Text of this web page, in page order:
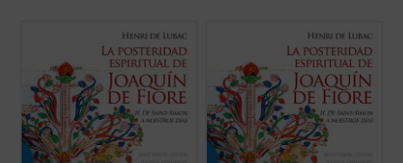
La enigmática figura de Joaquín de Fiore ha
suscitado escaso interés entre los
historiadores de la exégesis y de la
teología. Sin embargo, este monje,
fundador de una orden religiosa y amigo de
los papas, fue el iniciador de uno de los ...
(ver ficha)
La enigmática figura de Joaquín de Fiore ha
suscitado escaso interés entre los
historiadores de la exégesis y de la
teología. Sin embargo, este monje,
fundador de una orden religiosa y amigo de
los papas, fue el iniciador de uno de los ...
(ver ficha)